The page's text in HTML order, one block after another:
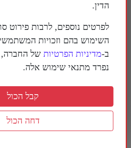
הדין.
לפרטים נוספים, לרבות פירוט
השימוש בהם וזכויות
ב-מדיניות הפרטיות של החברה,
נפרד מתנאי שימוש אלה.
דחה הכול
קבל הכול